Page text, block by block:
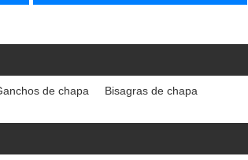
de chapa
Bisagras de chapa